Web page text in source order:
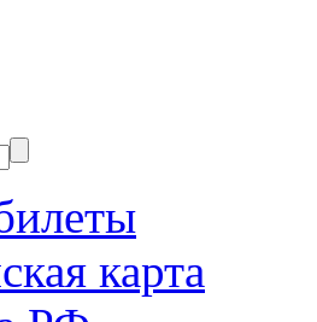
карта